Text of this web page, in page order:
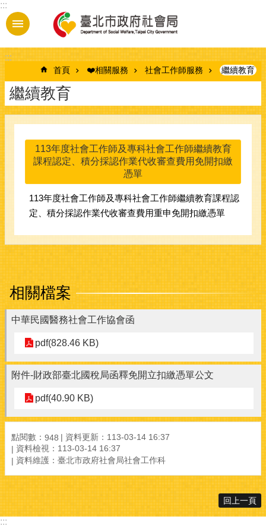
跳到主要內容區塊
:::
:::
首頁 ❤️相關服務 社會工作師服務 繼續教育
繼續教育
113年度社會工作師及專科社會工作師繼續教育
課程認定、積分採認作業代收審查費用免開扣繳
憑單
113年度社會工作師及專科社會工作師繼續教育課程認
定、積分採認作業代收審查費用重申免開扣繳憑單
相關檔案
中華民國醫務社會工作協會函
pdf(828.46 KB)
附件-財政部臺北國稅局函釋免開立扣繳憑單公文
pdf(40.90 KB)
點閱數： 948 資料更新： 113-03-14 16:37
資料檢視： 113-03-14 16:37
資料維護： 臺北市政府社會局社會工作科
回上一頁
:::